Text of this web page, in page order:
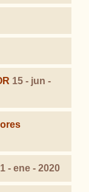
15 - jun -
- ene - 2020